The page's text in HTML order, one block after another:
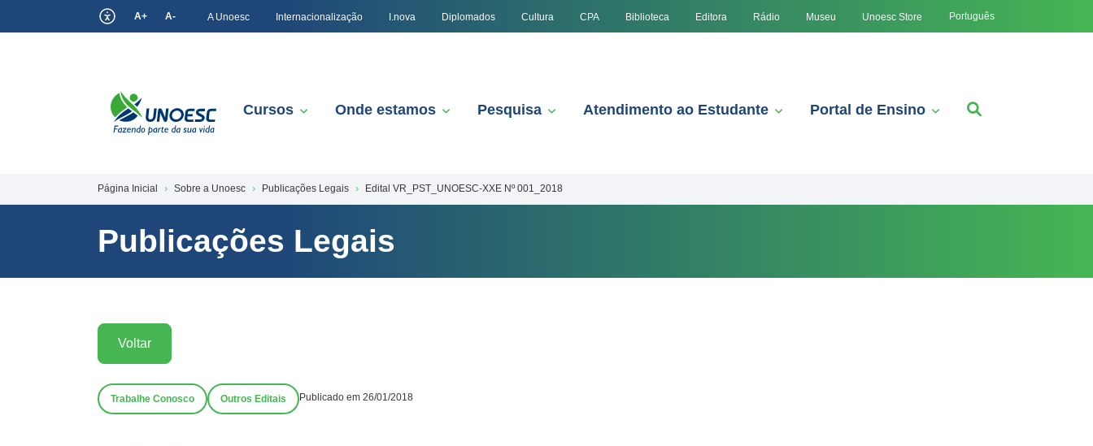
A+ A- A Unoesc Internacionalização I.nova Diplomados Cultura CPA Biblioteca Editora Rádio Museu Unoesc Store Português
Cursos Onde estamos Pesquisa Atendimento ao Estudante Portal de Ensino
Página Inicial Sobre a Unoesc Publicações Legais Edital VR_PST_UNOESC-XXE Nº 001_2018
Publicações Legais
Voltar
Trabalhe Conosco Outros Editais Publicado em 26/01/2018